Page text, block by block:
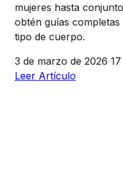
mujeres hasta
obtén guías
tipo de cuerpo.
3 de marzo de 2026
Leer Artículo